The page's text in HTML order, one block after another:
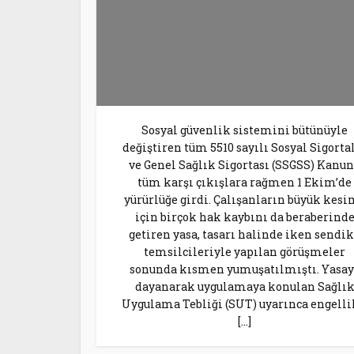
Sosyal güvenlik sistemini bütünüyle
değiştiren tüm 5510 sayılı Sosyal
ve Genel Sağlık Sigortası (SSGSS)
tüm karşı çıkışlara rağmen 1 Ekim’de
yürürlüğe girdi. Çalışanların büyük
için birçok hak kaybını da beraberinde
getiren yasa, tasarı halinde iken
temsilcileriyle yapılan görüşmeler
sonunda kısmen yumuşatılmıştı.
dayanarak uygulamaya konulan Sağlık
Uygulama Tebliği (SUT) uyarınca
[…]